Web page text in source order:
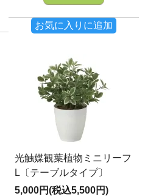
お気に入りに追加
光触媒観葉植物ミニリーフ
L〔テーブルタイプ〕
5,000円(税込5,500円)